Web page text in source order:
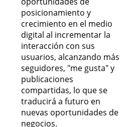
posicionamiento y
crecimiento en el medio
digital al incrementar la
interacción con sus
usuarios, alcanzando más
seguidores, "me gusta" y
publicaciones
compartidas, lo que se
traducirá a futuro en
nuevas oportunidades de
negocios.